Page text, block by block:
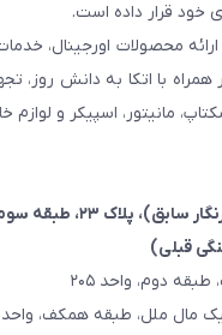
خود قرار داده است.
محصولات اورجینال،
همراه با اتکا به دانش
مانیتور، اسپیکر و لوازم
سابق)، پلاک ۲۳، طبقه سوم
دوم، واحد ۲۰۵